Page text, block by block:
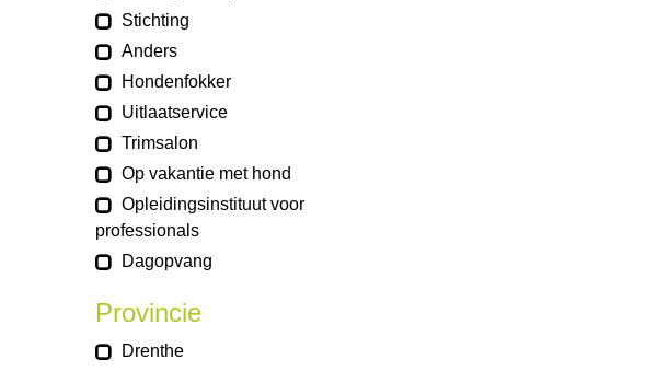
Stichting
Anders
Hondenfokker
Uitlaatservice
Trimsalon
Op vakantie met hond
Opleidingsinstituut voor
professionals
Dagopvang
Provincie
Drenthe